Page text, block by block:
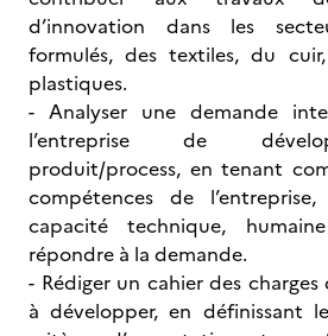
d’innovation dans les
formulés, des textiles, du
plastiques.
- Analyser une demande
l’entreprise de
produit/process, en tenant
compétences de
capacité technique,
répondre à la demande.
- Rédiger un cahier des
à développer, en définissant